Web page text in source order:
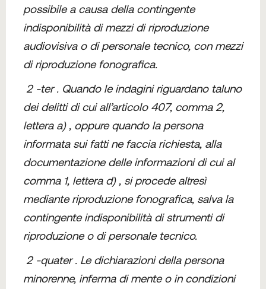
possibile a causa della contingente
indisponibilità di mezzi di riproduzione
audiovisiva o di personale tecnico, con mezzi
di riproduzione fonografica.
2 -ter . Quando le indagini riguardano taluno
dei delitti di cui all’articolo 407, comma 2,
lettera a) , oppure quando la persona
informata sui fatti ne faccia richiesta, alla
documentazione delle informazioni di cui al
comma 1, lettera d) , si procede altresì
mediante riproduzione fonografica, salva la
contingente indisponibilità di strumenti di
riproduzione o di personale tecnico.
2 -quater . Le dichiarazioni della persona
minorenne, inferma di mente o in condizioni